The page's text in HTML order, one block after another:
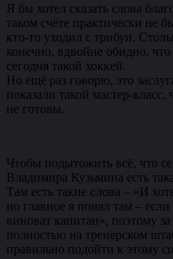
Я бы хотел сказать слова
таком счёте практически не
кто-то уходил с трибун.
конечно, вдвойне обидно,
сегодня такой хоккей.
Но ещё раз говорю, это
показали такой мастер-
не готовы.
Чтобы подытожить всё, что
Владимира Кузьмина есть
Там есть такие слова – «И
но главное я понял там –
виноват капитан», поэтому
полностью на тренерском
правильно подойти к этому